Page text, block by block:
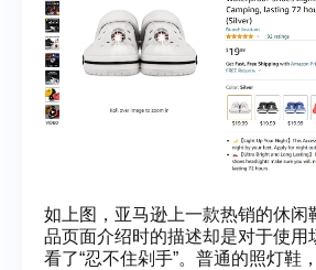
如上图，亚马逊上一款热销的休闲
品页面介绍时的描述却是对于使用
看了“忍不住剁手”。普通的照灯鞋